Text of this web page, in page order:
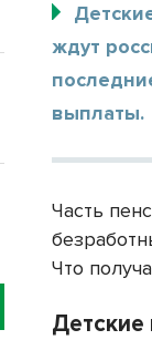
ждут
выплаты.
Часть
Что